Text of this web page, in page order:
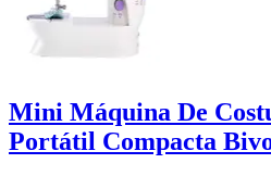
Mini Máquina De
Portátil Compacta